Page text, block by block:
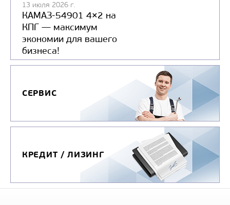
13 июля 2026 г.
КАМАЗ-54901 4×2 на
КПГ — максимум
экономии для вашего
бизнеса!
СЕРВИС
КРЕДИТ / ЛИЗИНГ